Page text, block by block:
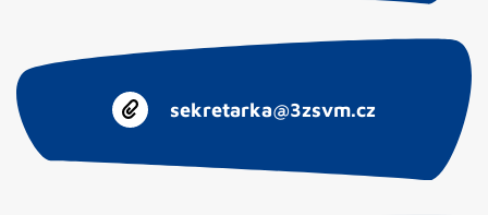
sekretarka@3zsvm.cz